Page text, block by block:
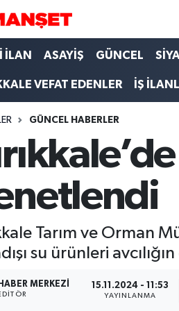
İLAN ASAYİŞ GÜNCEL
VEFAT EDENLER İŞ
GÜNCEL HABERLER
Tarım ve Orman
su ürünleri
HABER MERKEZI 15.11.2024 - 11:53
YAYINLANMA
Durumu ve Fikstür